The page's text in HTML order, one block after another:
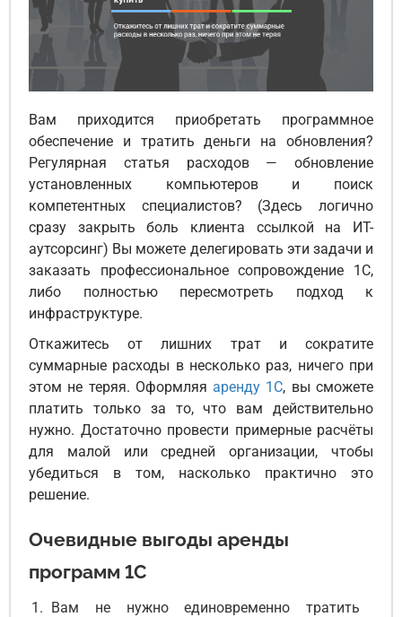
Вам приходится приобретать программное
обеспечение и тратить деньги на обновления?
Регулярная статья расходов — обновление
установленных компьютеров и поиск
компетентных специалистов? (Здесь логично
сразу закрыть боль клиента ссылкой на ИТ-
аутсорсинг) Вы можете делегировать эти задачи и
заказать профессиональное сопровождение 1С,
либо полностью пересмотреть подход к
инфраструктуре.
Откажитесь от лишних трат и сократите
суммарные расходы в несколько раз, ничего при
этом не теряя. Оформляя аренду 1С, вы сможете
платить только за то, что вам действительно
нужно. Достаточно провести примерные расчёты
для малой или средней организации, чтобы
убедиться в том, насколько практично это
решение.
Очевидные выгоды аренды
программ 1С
Вам не нужно единовременно тратить